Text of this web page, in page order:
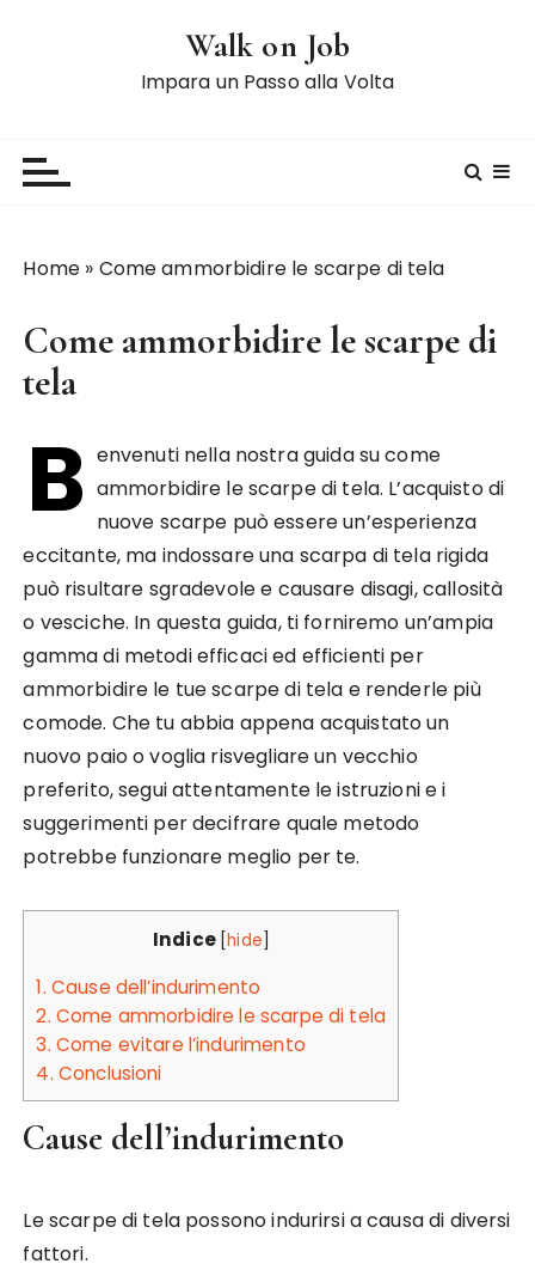
Walk on Job
Impara un Passo alla Volta
Home » Come ammorbidire le scarpe di tela
Come ammorbidire le scarpe di
tela
B envenuti nella nostra guida su come
ammorbidire le scarpe di tela. L’acquisto di
nuove scarpe può essere un’esperienza
eccitante, ma indossare una scarpa di tela rigida
può risultare sgradevole e causare disagi, callosità
o vesciche. In questa guida, ti forniremo un’ampia
gamma di metodi efficaci ed efficienti per
ammorbidire le tue scarpe di tela e renderle più
comode. Che tu abbia appena acquistato un
nuovo paio o voglia risvegliare un vecchio
preferito, segui attentamente le istruzioni e i
suggerimenti per decifrare quale metodo
potrebbe funzionare meglio per te.
Indice [hide]
1. Cause dell’indurimento
2. Come ammorbidire le scarpe di tela
3. Come evitare l’indurimento
4. Conclusioni
Cause dell’indurimento
Le scarpe di tela possono indurirsi a causa di diversi
fattori.